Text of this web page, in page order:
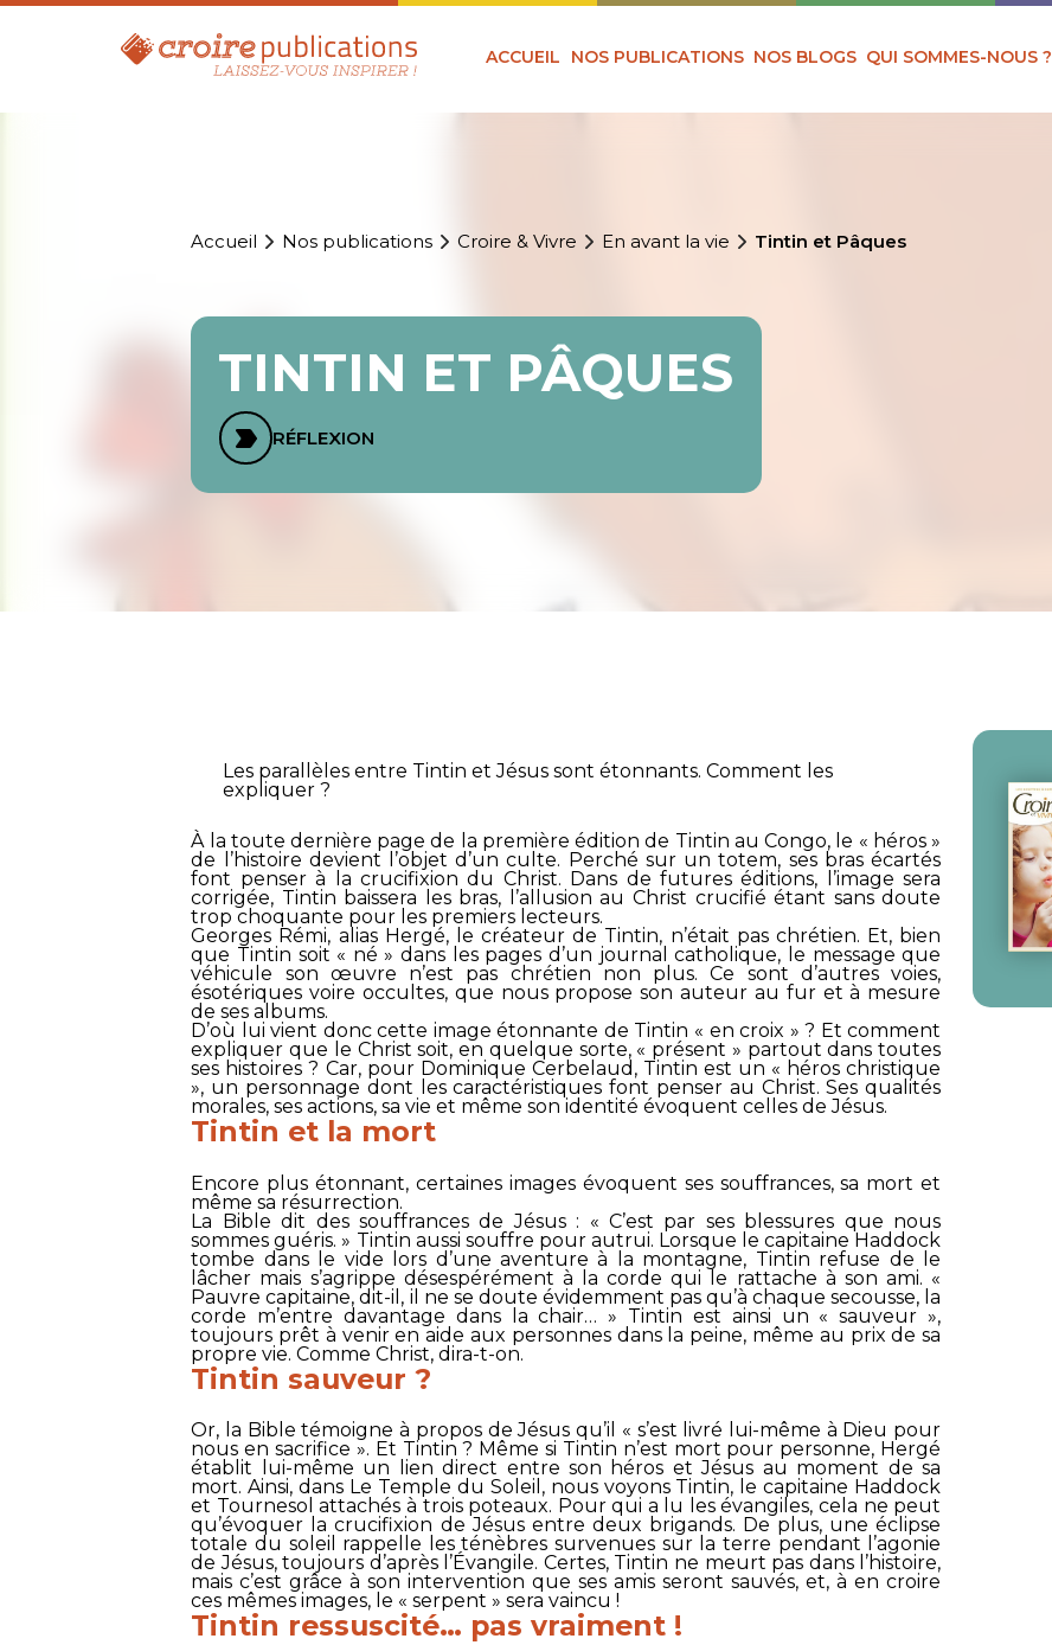
ACCUEIL NOS PUBLICATIONS NOS BLOGS QUI SOMMES-NOUS ?
Accueil Nos publications Croire & Vivre En avant la vie Tintin et Pâques
TINTIN ET PÂQUES
RÉFLEXION
Les parallèles entre Tintin et Jésus sont étonnants. Comment les
expliquer ?
À la toute dernière page de la première édition de Tintin au Congo, le « héros »
de l’histoire devient l’objet d’un culte. Perché sur un totem, ses bras écartés
font penser à la crucifixion du Christ. Dans de futures éditions, l’image sera
corrigée, Tintin baissera les bras, l’allusion au Christ crucifié étant sans doute
trop choquante pour les premiers lecteurs.
Georges Rémi, alias Hergé, le créateur de Tintin, n’était pas chrétien. Et, bien
que Tintin soit « né » dans les pages d’un journal catholique, le message que
véhicule son œuvre n’est pas chrétien non plus. Ce sont d’autres voies,
ésotériques voire occultes, que nous propose son auteur au fur et à mesure
de ses albums.
D’où lui vient donc cette image étonnante de Tintin « en croix » ? Et comment
expliquer que le Christ soit, en quelque sorte, « présent » partout dans toutes
ses histoires ? Car, pour Dominique Cerbelaud, Tintin est un « héros christique
», un personnage dont les caractéristiques font penser au Christ. Ses qualités
morales, ses actions, sa vie et même son identité évoquent celles de Jésus.
Tintin et la mort
Encore plus étonnant, certaines images évoquent ses souffrances, sa mort et
même sa résurrection.
La Bible dit des souffrances de Jésus : «C’est par ses blessures que nous
sommes guéris. » Tintin aussi souffre pour autrui. Lorsque le capitaine Haddock
tombe dans le vide lors d’une aventure à la montagne, Tintin refuse de le
lâcher mais s’agrippe désespérément à la corde qui le rattache à son ami. «
Pauvre capitaine, dit-il, il ne se doute évidemment pas qu’à chaque secousse, la
corde m’entre davantage dans la chair… » Tintin est ainsi un « sauveur »,
toujours prêt à venir en aide aux personnes dans la peine, même au prix de sa
propre vie. Comme Christ, dira-t-on.
Tintin sauveur ?
Or, la Bible témoigne à propos de Jésus qu’il « s’est livré lui-même à Dieu pour
nous en sacrifice ». Et Tintin ? Même si Tintin n’est mort pour personne, Hergé
établit lui-même un lien direct entre son héros et Jésus au moment de sa
mort. Ainsi, dans Le Temple du Soleil, nous voyons Tintin, le capitaine Haddock
et Tournesol attachés à trois poteaux. Pour qui a lu les évangiles, cela ne peut
qu’évoquer la crucifixion de Jésus entre deux brigands. De plus, une éclipse
totale du soleil rappelle les ténèbres survenues sur la terre pendant l’agonie
de Jésus, toujours d’après l’Évangile. Certes, Tintin ne meurt pas dans l’histoire,
mais c’est grâce à son intervention que ses amis seront sauvés, et, à en croire
ces mêmes images, le « serpent » sera vaincu !
Tintin ressuscité… pas vraiment !